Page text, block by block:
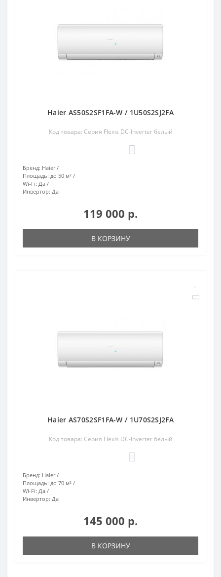
Haier AS50S2SF1FA-W / 1U50S2SJ2FA
Код товара: Серия Flexis DC-Inverter белый
Бренд: Haier
Площадь: до 50 м²
Wi-Fi: Да
Инвертор: Да
119 000 р.
В КОРЗИНУ
Haier AS70S2SF1FA-W / 1U70S2SJ2FA
Код товара: Серия Flexis DC-Inverter белый
Бренд: Haier
Площадь: до 70 м²
Wi-Fi: Да
Инвертор: Да
145 000 р.
В КОРЗИНУ